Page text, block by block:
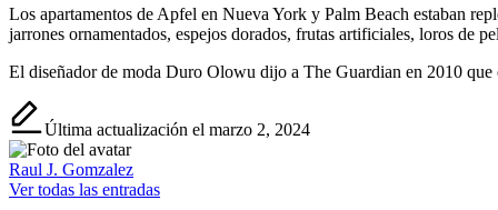
Los apartamentos de Apfel en Nueva York y Palm Beach estaban
jarrones ornamentados, espejos dorados, frutas artificiales, loros de
El diseñador de moda Duro Olowu dijo a The Guardian en 2010
Última actualización el marzo 2, 2024
Raul J. Gomzalez
Ver todas las entradas